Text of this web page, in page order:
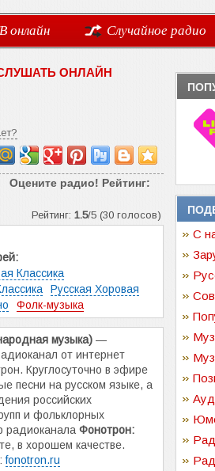
онлайн Случайное радио
ОНЛАЙН
Оцените радио! Рейтинг:
Рейтинг: 1.5/5 (30 голосов)
Классика
Русская Хоровая
Фолк-музыка
музыка) —
от интернет
Круглосуточно в эфире
песни на русском языке, а
российских
и фольклорных
радиоканала Фонотрон:
в хорошем качестве.
fonotron.ru
С